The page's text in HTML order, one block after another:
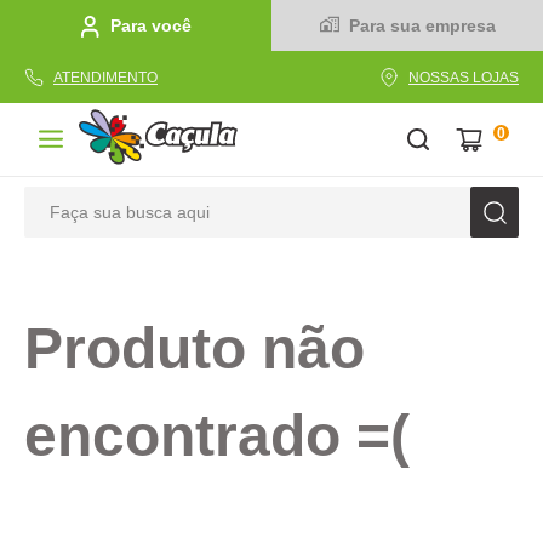
Para você Para sua empresa
ATENDIMENTO NOSSAS LOJAS
0
Produto não
encontrado =(
2º linha
4º tecido